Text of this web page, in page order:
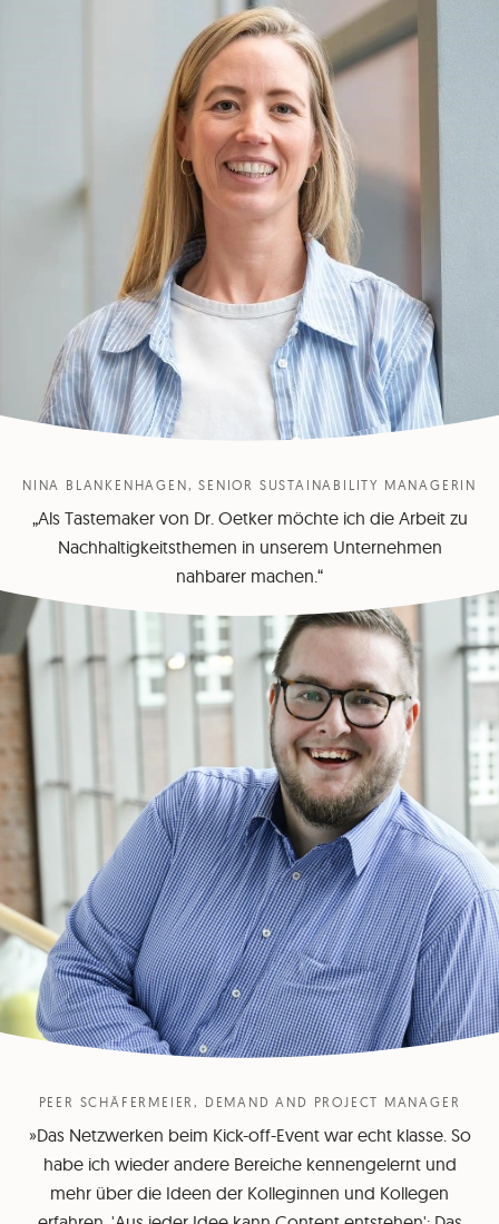
NINA BLANKENHAGEN, SENIOR SUSTAINABILITY MANAGERIN
„Als Tastemaker von Dr. Oetker möchte ich die Arbeit zu
Nachhaltigkeitsthemen in unserem Unternehmen
nahbarer machen.“
PEER SCHÄFERMEIER, DEMAND AND PROJECT MANAGER
»Das Netzwerken beim Kick-off-Event war echt klasse. So
habe ich wieder andere Bereiche kennengelernt und
mehr über die Ideen der Kolleginnen und Kollegen